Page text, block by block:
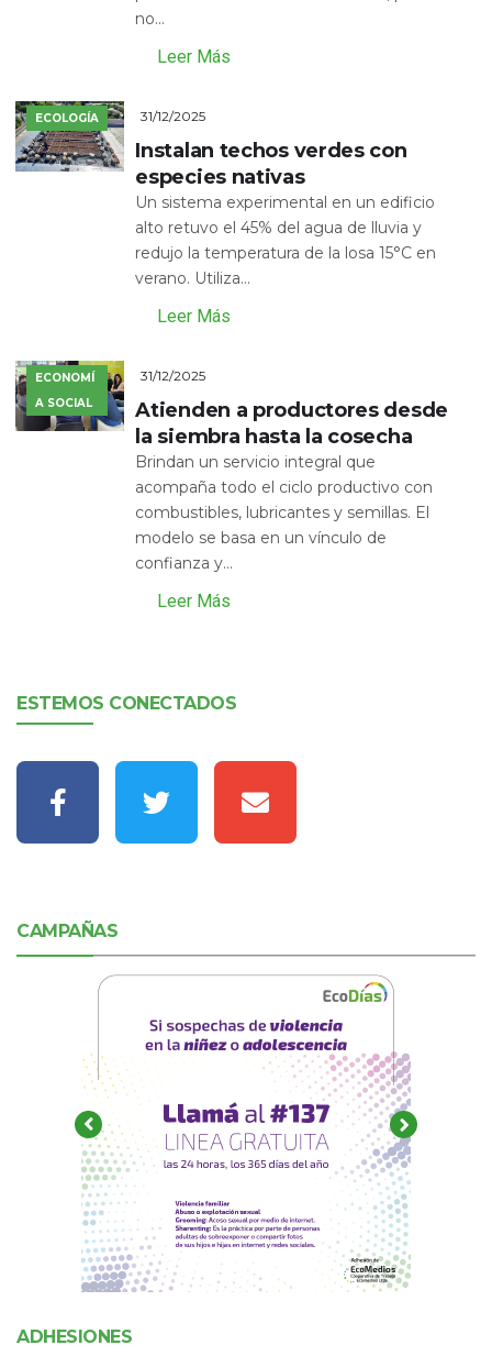
no...
Leer Más
ECOLOGÍA 31/12/2025
Instalan techos verdes con
especies nativas
Un sistema experimental en un edificio
alto retuvo el 45% del agua de lluvia y
redujo la temperatura de la losa 15°C en
verano. Utiliza...
Leer Más
ECONOMÍ
A SOCIAL
31/12/2025
Atienden a productores desde
la siembra hasta la cosecha
Brindan un servicio integral que
acompaña todo el ciclo productivo con
combustibles, lubricantes y semillas. El
modelo se basa en un vínculo de
confianza y...
Leer Más
ESTEMOS CONECTADOS
CAMPAÑAS
ADHESIONES